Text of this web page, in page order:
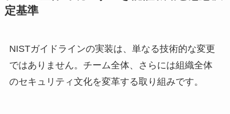
定基準
NISTガイドラインの実装は、単なる技術的な変更
ではありません。チーム全体、さらには組織全体
のセキュリティ文化を変革する取り組みです。